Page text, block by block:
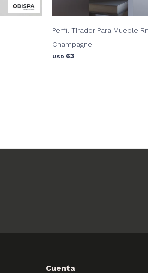
Perfil Tirador Para Mueble
Champagne
USD 63
Cuenta